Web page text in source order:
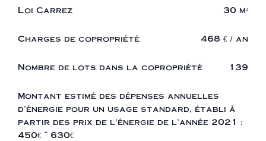
Loi Carrez 30 m²
Charges de copropriété 468 € / an
Nombre de lots dans la copropriété 139
Montant estimé des dépenses annuelles
d'énergie pour un usage standard, établi à
partir des prix de l'énergie de l'année 2021 :
450€ ~ 630€